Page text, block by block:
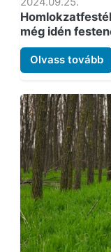
még idén
Olvass tovább